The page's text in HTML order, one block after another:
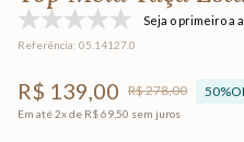
Seja o primeiro a
Referência: 05.14127.0
R$ 139,00 R$278,00 50%
Em até2x de R$69 50 sem juros